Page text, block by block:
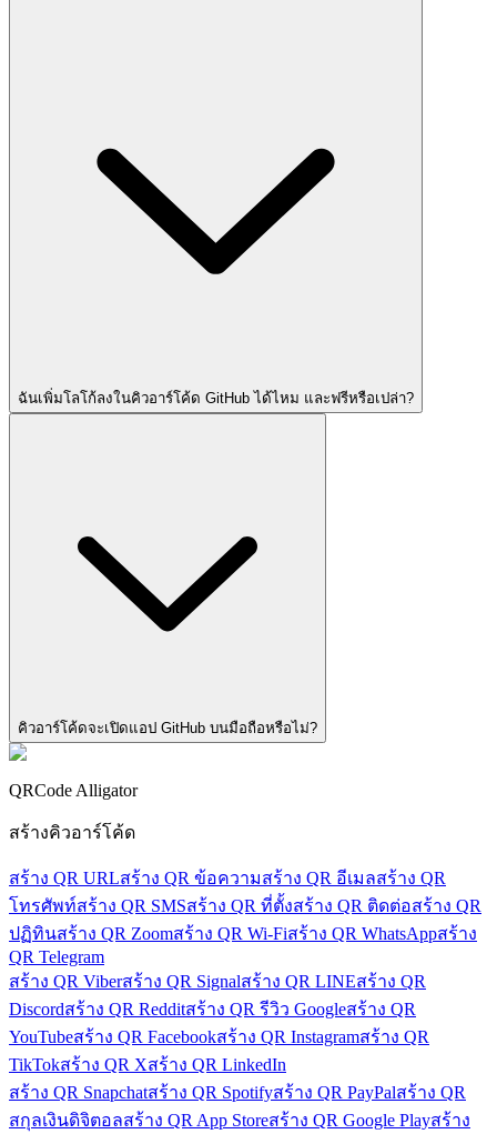
ฉันเพิ่มโลโก้ลงในคิวอาร์โค้ด GitHub ได้ไหม และฟรีหรือเปล่า?
คิวอาร์โค้ดจะเปิดแอป GitHub บนมือถือหรือไม่?
QRCode Alligator
สร้างคิวอาร์โค้ด
สร้าง QR URLสร้าง QR ข้อความสร้าง QR อีเมลสร้าง QR
โทรศัพท์สร้าง QR SMSสร้าง QR ที่ตั้งสร้าง QR ติดต่อสร้าง QR
ปฏิทินสร้าง QR Zoomสร้าง QR Wi-Fiสร้าง QR WhatsAppสร้าง
QR Telegram
สร้าง QR Viberสร้าง QR Signalสร้าง QR LINEสร้าง QR
Discordสร้าง QR Redditสร้าง QR รีวิว Googleสร้าง QR
YouTubeสร้าง QR Facebookสร้าง QR Instagramสร้าง QR
TikTokสร้าง QR Xสร้าง QR LinkedIn
สร้าง QR Snapchatสร้าง QR Spotifyสร้าง QR PayPalสร้าง QR
สกุลเงินดิจิตอลสร้าง QR App Storeสร้าง QR Google Playสร้าง